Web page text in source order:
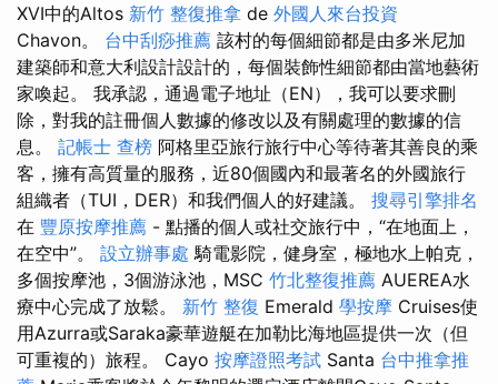
XVI中的Altos 新竹 整復推拿 de 外國人來台投資
Chavon。 台中刮痧推薦 該村的每個細節都是由多米尼加
建築師和意大利設計設計的，每個裝飾性細節都由當地藝術
家喚起。 我承認，通過電子地址（EN），我可以要求刪
除，對我的註冊個人數據的修改以及有關處理的數據的信
息。 記帳士 查榜 阿格里亞旅行旅行中心等待著其善良的乘
客，擁有高質量的服務，近80個國內和最著名的外國旅行
組織者（TUI，DER）和我們個人的好建議。 搜尋引擎排名
在 豐原按摩推薦 - 點播的個人或社交旅行中，“在地面上，
在空中”。 設立辦事處 騎電影院，健身室，極地水上帕克，
多個按摩池，3個游泳池，MSC 竹北整復推薦 AUEREA水
療中心完成了放鬆。 新竹 整復 Emerald 學按摩 Cruises使
用Azurra或Saraka豪華遊艇在加勒比海地區提供一次（但
可重複的）旅程。 Cayo 按摩證照考試 Santa 台中推拿推